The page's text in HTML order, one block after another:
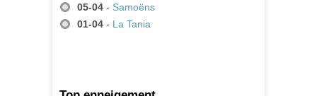
05-04 - Samoëns
01-04 - La Tania